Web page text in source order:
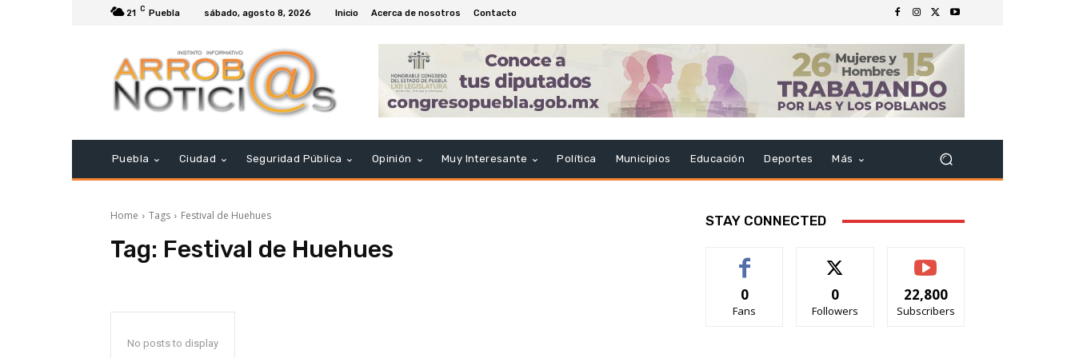
21 C Puebla sábado, agosto 8, 2026 Inicio Acerca de nosotros Contacto
Puebla Ciudad Seguridad Pública Opinión Muy Interesante Política Municipios Educación Deportes Más
Home Tags Festival de Huehues
Tag: Festival de Huehues
No posts to display
STAY CONNECTED
0
Fans
0
Followers
22,800
Subscribers